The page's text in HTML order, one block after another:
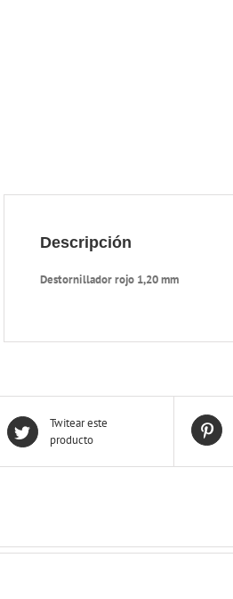
Descripción
Destornillador rojo 1,20 mm
Twitear este
producto